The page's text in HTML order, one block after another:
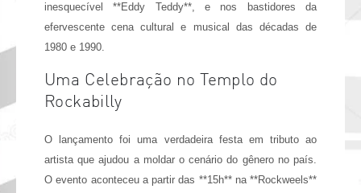
inesquecível **Eddy Teddy**, e nos bastidores da
efervescente cena cultural e musical das décadas de
1980 e 1990.
Uma Celebração no Templo do
Rockabilly
O lançamento foi uma verdadeira festa em tributo ao
artista que ajudou a moldar o cenário do gênero no país.
O evento aconteceu a partir das **15h** na **Rockweels**